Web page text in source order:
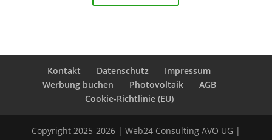
Kontakt Datenschutz
Impressum
Werbung buchen
Photovoltaik
AGB
Cookie-Richtlinie (EU)
Copyright 2025-2026 | Web24 Consulting AVO UG |